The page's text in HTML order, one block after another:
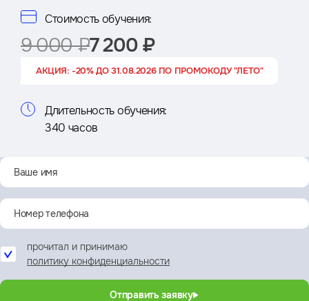
Стоимость обучения:
9 000 ₽7 200 ₽
АКЦИЯ: -20% ДО 31.08.2026 ПО ПРОМОКОДУ "ЛЕТО"
Длительность обучения:
340 часов
прочитал и принимаю
политику конфиденциальности
Отправить заявку